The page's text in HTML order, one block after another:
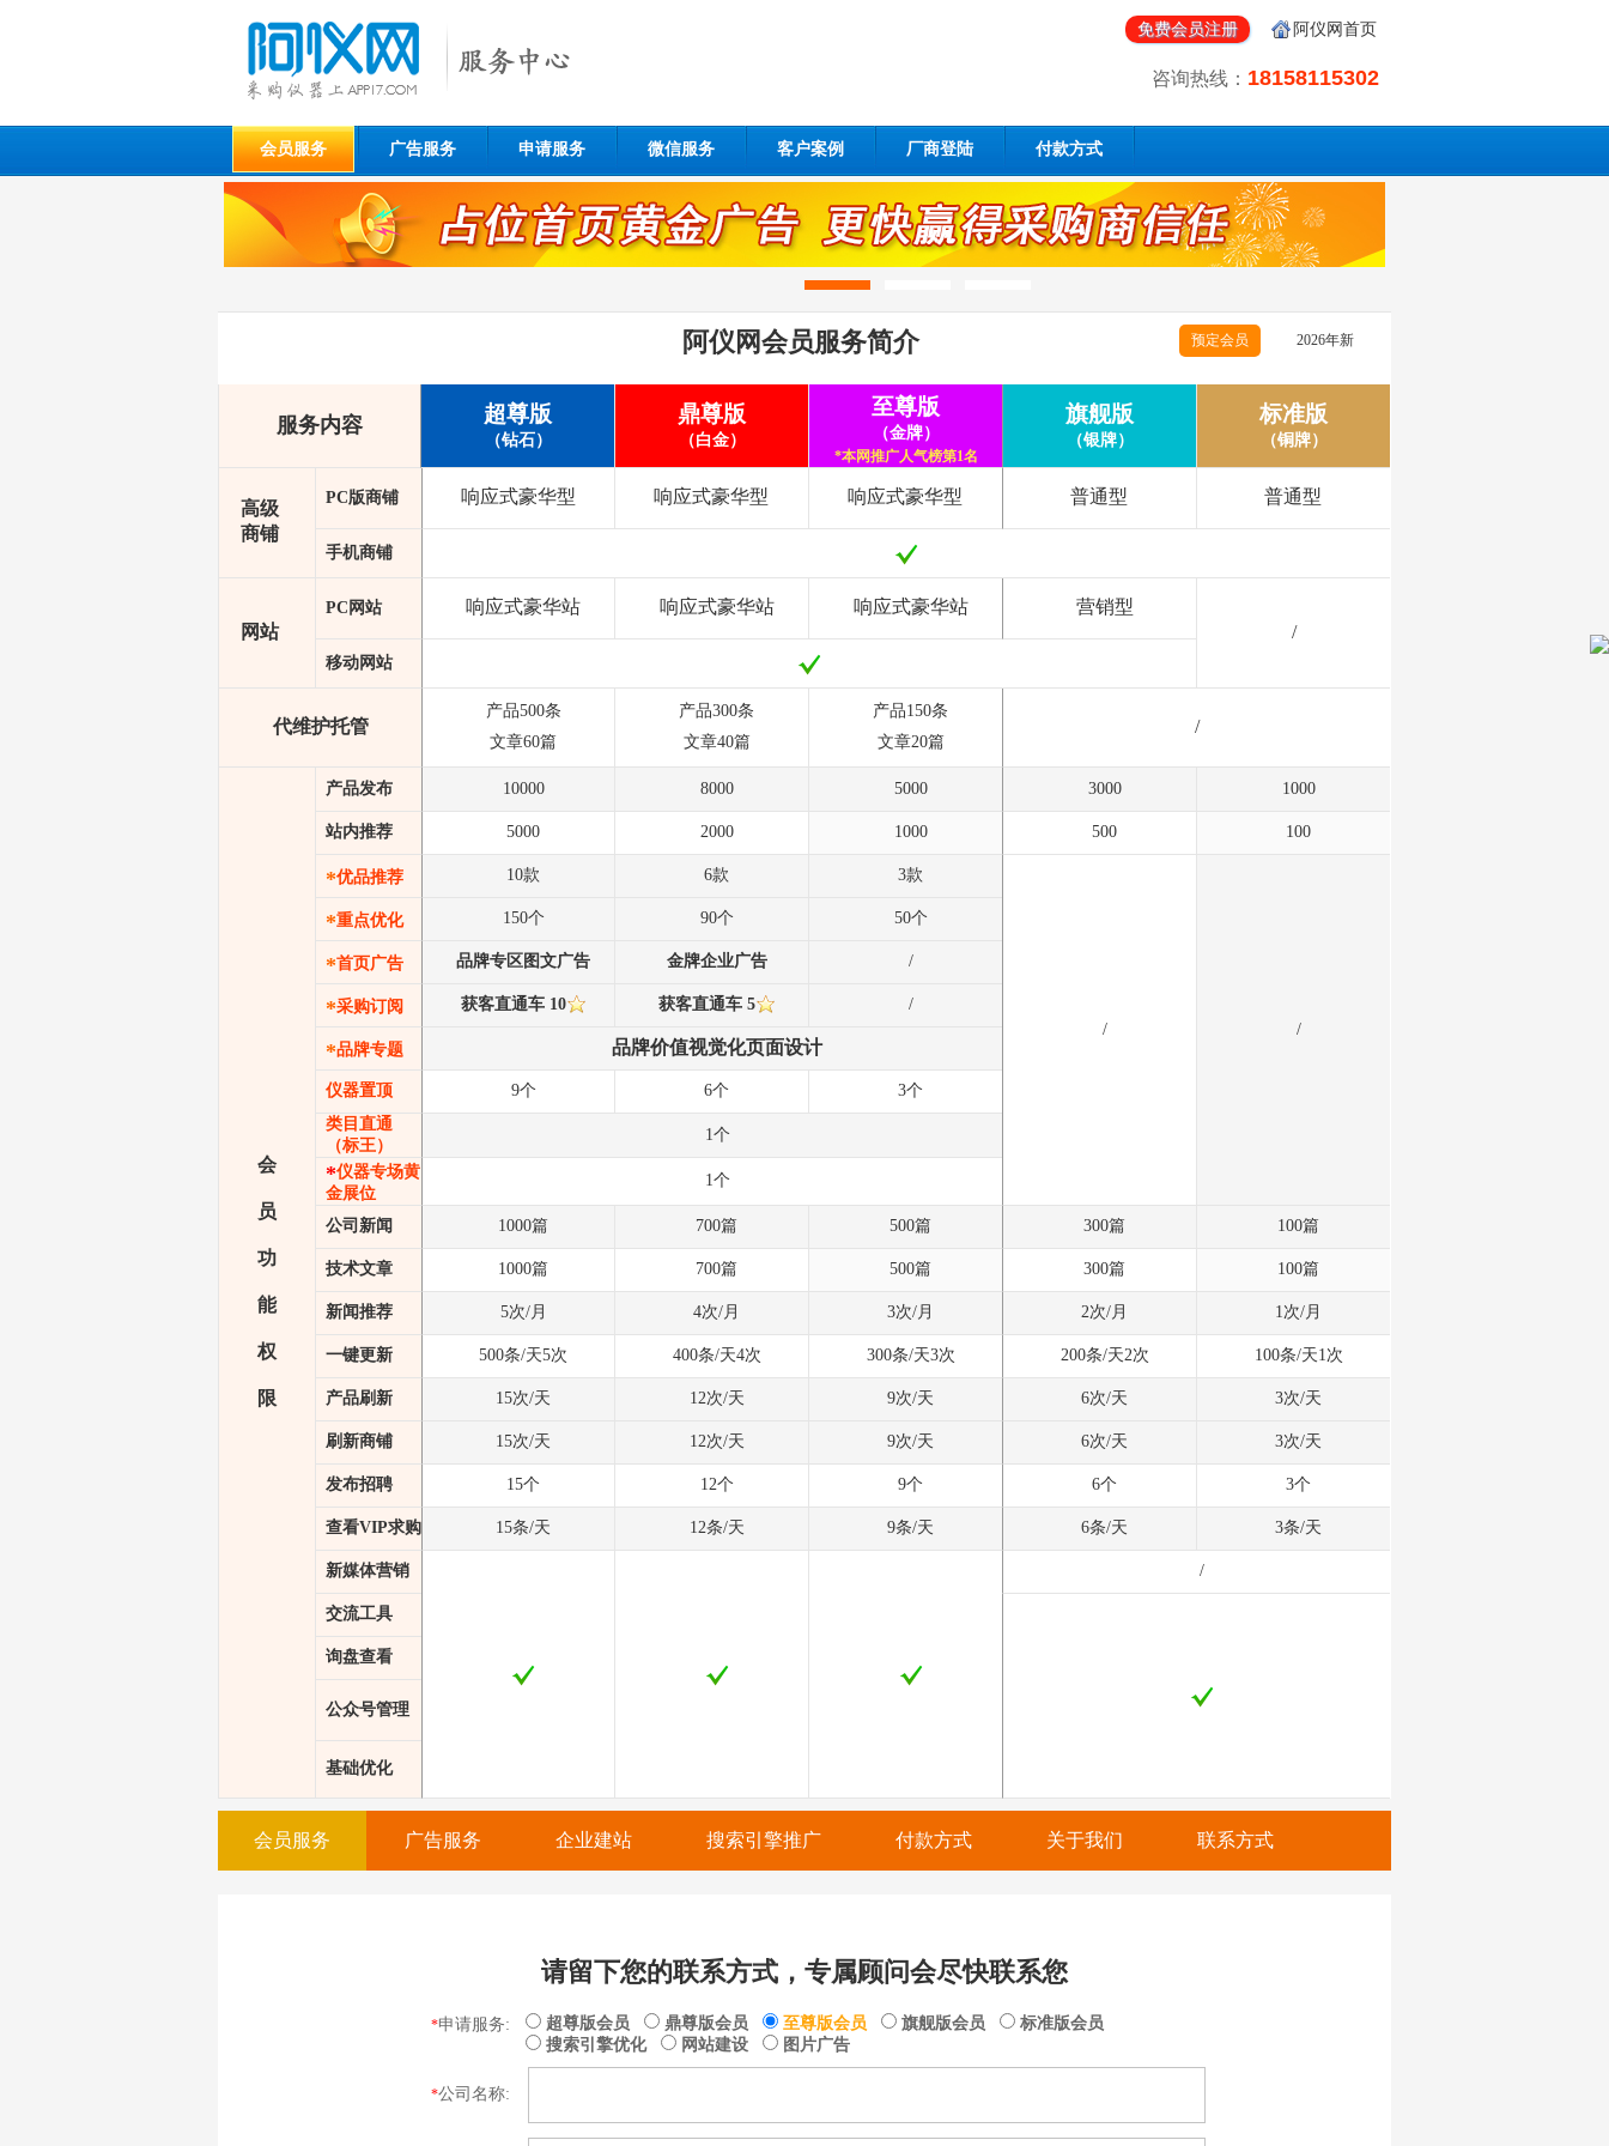
免费会员注册 阿仪网首页
咨询热线： 18158115302
会员服务 广告服务 申请服务 微信服务 客户案例 厂商登陆 付款方式
阿仪网会员服务简介 2026年新
预定会员
服务内容 超尊版
（钻石）
鼎尊版
（白金）
至尊版
（金牌）
*本网推广人气榜第1名
旗舰版
（银牌）
标准版
（铜牌）
高级
商铺
PC版商铺 响应式豪华型 响应式豪华型 响应式豪华型 普通型 普通型
手机商铺
网站
PC网站 响应式豪华站 响应式豪华站 响应式豪华站
营销型
/
移动网站
代维护托管
产品500条
文章60篇
产品300条
文章40篇
产品150条
文章20篇
/
会
员
功
能
权
限
产品发布 10000 8000 5000 3000 1000
站内推荐 5000 2000 1000 500 100
*优品推荐 10款 6款 3款
/ /
*重点优化 150个 90个 50个
*首页广告 品牌专区图文广告 金牌企业广告 /
*采购订阅 获客直通车 10 获客直通车 5 /
*品牌专题 品牌价值视觉化页面设计
仪器置顶 9个 6个
3个
类目直通
（标王）
1个
*仪器专场黄
金展位
1个
公司新闻 1000篇 700篇 500篇 300篇 100篇
技术文章 1000篇 700篇 500篇 300篇 100篇
新闻推荐 5次/月 4次/月 3次/月 2次/月 1次/月
一键更新 500条/天5次 400条/天4次 300条/天3次 200条/天2次 100条/天1次
产品刷新 15次/天 12次/天 9次/天 6次/天 3次/天
刷新商铺 15次/天 12次/天 9次/天 6次/天 3次/天
发布招聘 15个 12个 9个 6个 3个
查看VIP求购 15条/天 12条/天 9条/天 6条/天 3条/天
新媒体营销 /
交流工具
询盘查看
公众号管理
基础优化
会员服务 广告服务 企业建站 搜索引擎推广 付款方式 关于我们 联系方式
请留下您的联系方式，专属顾问会尽快联系您
*申请服务: 超尊版会员 鼎尊版会员 至尊版会员 旗舰版会员
标准版会员
搜索引擎优化
网站建设 图片广告
*公司名称: